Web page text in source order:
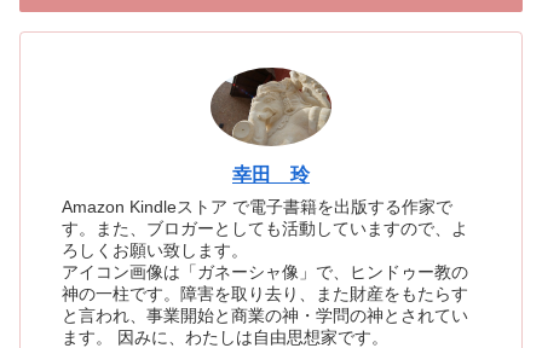
幸田 玲
Amazon Kindleストア で電子書籍を出版する作家で
す。また、ブロガーとしても活動していますので、よ
ろしくお願い致します。
アイコン画像は「ガネーシャ像」で、ヒンドゥー教の
神の一柱です。障害を取り去り、また財産をもたらす
と言われ、事業開始と商業の神・学問の神とされてい
ます。 因みに、わたしは自由思想家です。